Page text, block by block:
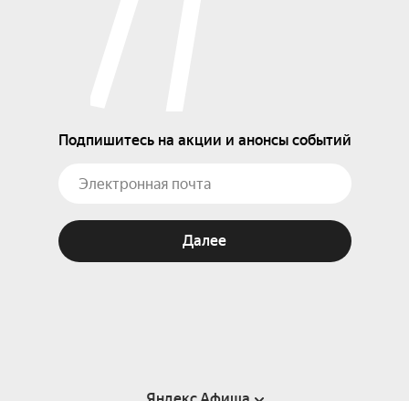
Подпишитесь на акции и анонсы событий
Далее